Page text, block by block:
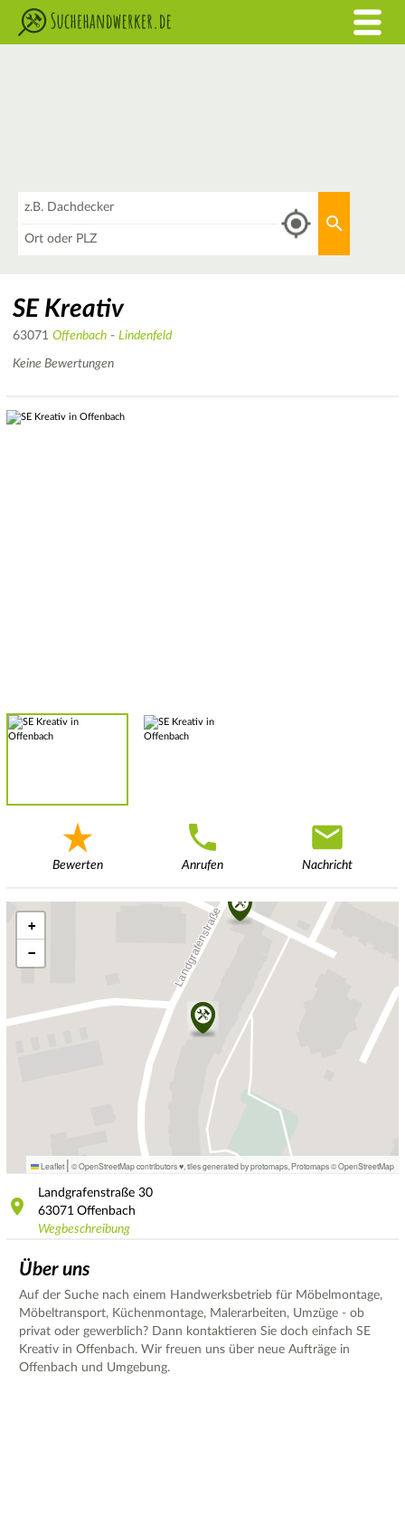
SE Kreativ
63071 Offenbach - Lindenfeld
Keine Bewertungen
Bewerten Anrufen Nachricht
+
−
Leaflet | © OpenStreetMap contributors ♥, tiles generated by protomaps Protomaps©OpenStreetMap
Landgrafenstraße 30
63071 Offenbach
Wegbeschreibung
Über uns
Auf der Suche nach einem Handwerksbetrieb für Möbelmontage,
Möbeltransport, Küchenmontage, Malerarbeiten, Umzüge - ob
privat oder gewerblich? Dann kontaktieren Sie doch einfach SE
Kreativ in Offenbach. Wir freuen uns über neue Aufträge in
Offenbach und Umgebung.